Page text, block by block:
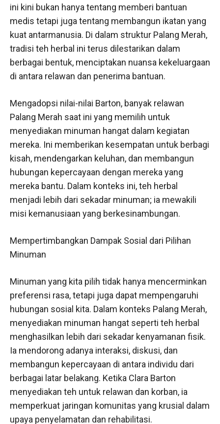
ini kini bukan hanya tentang memberi bantuan
medis tetapi juga tentang membangun ikatan yang
kuat antarmanusia. Di dalam struktur Palang Merah,
tradisi teh herbal ini terus dilestarikan dalam
berbagai bentuk, menciptakan nuansa kekeluargaan
di antara relawan dan penerima bantuan.
Mengadopsi nilai-nilai Barton, banyak relawan
Palang Merah saat ini yang memilih untuk
menyediakan minuman hangat dalam kegiatan
mereka. Ini memberikan kesempatan untuk berbagi
kisah, mendengarkan keluhan, dan membangun
hubungan kepercayaan dengan mereka yang
mereka bantu. Dalam konteks ini, teh herbal
menjadi lebih dari sekadar minuman; ia mewakili
misi kemanusiaan yang berkesinambungan.
Mempertimbangkan Dampak Sosial dari Pilihan
Minuman
Minuman yang kita pilih tidak hanya mencerminkan
preferensi rasa, tetapi juga dapat mempengaruhi
hubungan sosial kita. Dalam konteks Palang Merah,
menyediakan minuman hangat seperti teh herbal
menghasilkan lebih dari sekadar kenyamanan fisik.
Ia mendorong adanya interaksi, diskusi, dan
membangun kepercayaan di antara individu dari
berbagai latar belakang. Ketika Clara Barton
menyediakan teh untuk relawan dan korban, ia
memperkuat jaringan komunitas yang krusial dalam
upaya penyelamatan dan rehabilitasi.